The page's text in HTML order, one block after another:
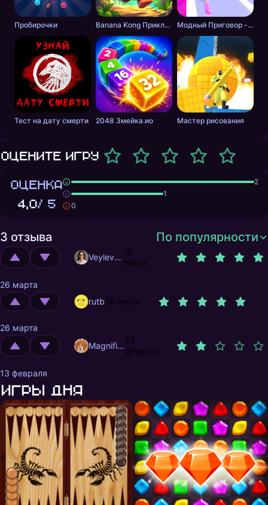
Пробирочки Banana Kong Приключение Модный Приговор - Одевалки для Девочек
Тест на дату смерти 2048 Змейка.ио Мастер рисования
Оцените игру
ОЦЕНКА
4,0/ 5
2
1
0
3 отзыва По популярности
Veylevas
26
марта
26 марта
rutb26 марта
26 марта
MagnificentMrFox
13
февраля
13 февраля
Игры дня